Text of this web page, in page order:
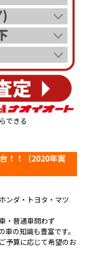
できる
！！（2020年実
ンダ・トヨタ・マツ
・普通車問わず
の知識も豊富です。
予算に応じて希望のお